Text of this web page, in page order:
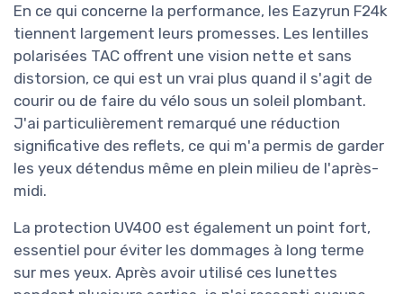
En ce qui concerne la performance, les Eazyrun F24k
tiennent largement leurs promesses. Les lentilles
polarisées TAC offrent une vision nette et sans
distorsion, ce qui est un vrai plus quand il s'agit de
courir ou de faire du vélo sous un soleil plombant.
J'ai particulièrement remarqué une réduction
significative des reflets, ce qui m'a permis de garder
les yeux détendus même en plein milieu de l'après-
midi.
La protection UV400 est également un point fort,
essentiel pour éviter les dommages à long terme
sur mes yeux. Après avoir utilisé ces lunettes